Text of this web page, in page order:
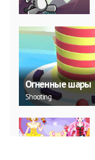
Огненные шары
Shooting